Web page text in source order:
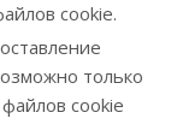
cookie.
только
cookie